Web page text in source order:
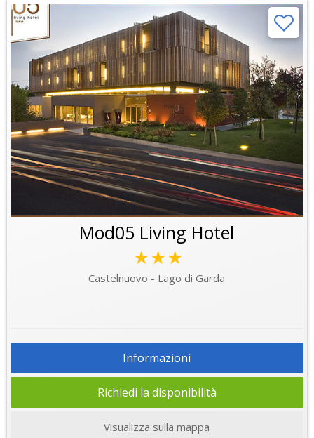
Mod05 Living Hotel
★★★
Castelnuovo - Lago di Garda
Informazioni
Richiedi la disponibilità
Visualizza sulla mappa